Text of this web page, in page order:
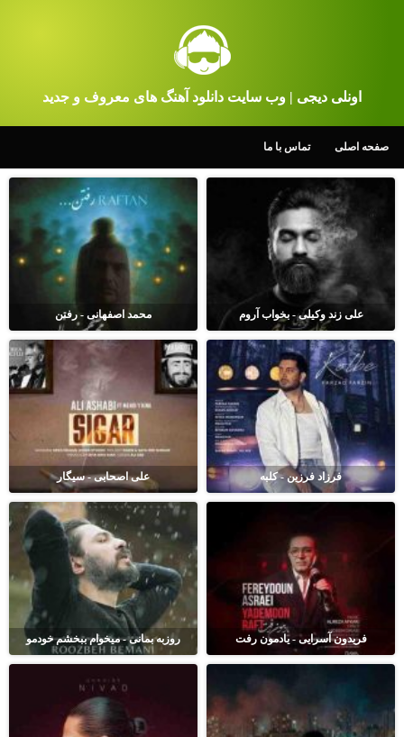
اونلی دیجی | وب سایت دانلود آهنگ های معروف و جدید
صفحه اصلی تماس با ما
علی زند وکیلی - بخواب آروم محمد اصفهانی - رفتن
فرزاد فرزین - کلبه علی اصحابی - سیگار
فریدون آسرایی - یادمون رفت روزبه بمانی - میخوام ببخشم خودمو